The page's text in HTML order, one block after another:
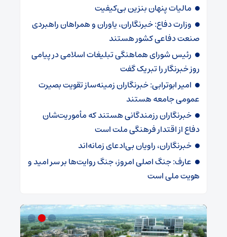
مالیات پنهان بنزین بی‌کیفیت
وزارت دفاع: خبرنگاران، یاوران و همراهان راهبردی
صنعت دفاعی کشور هستند
رئیس شورای هماهنگی تبلیغات اسلامی در پیامی
روز خبرنگار را تبریک گفت
امیر ابوترابی: خبرنگاران زمینه‌ساز تقویت بصیرت
عمومی جامعه هستند
خبرنگاران رزمندگانی هستند که مأموریت‌شان
دفاع از اقتدار فرهنگی ملت است
خبرنگاران، راویان بی‌ادعای زمانه‌اند
عارف: جنگ اصلی امروز، جنگ روایت‌ها بر سر امید و
هویت ملی است